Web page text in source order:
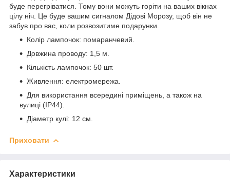
буде перегріватися. Тому вони можуть горіти на ваших вікнах
цілу ніч. Це буде вашим сигналом Дідові Морозу, щоб він не
забув про вас, коли розвозитиме подарунки.
Колір лампочок: помаранчевий.
Довжина проводу: 1,5 м.
Кількість лампочок: 50 шт.
Живлення: електромережа.
Для використання всередині приміщень, а також на
вулиці (IP44).
Діаметр кулі: 12 см.
Приховати
Характеристики